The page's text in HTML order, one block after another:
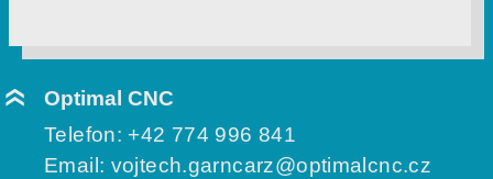
Optimal CNC
Telefon: +42 774 996 841
Email: vojtech.garncarz@optimalcnc.cz